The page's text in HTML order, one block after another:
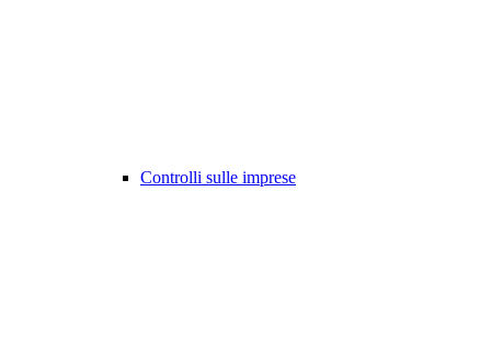
Controlli sulle imprese